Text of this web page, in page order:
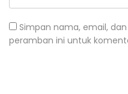
Simpan nama, email,
peramban ini untuk